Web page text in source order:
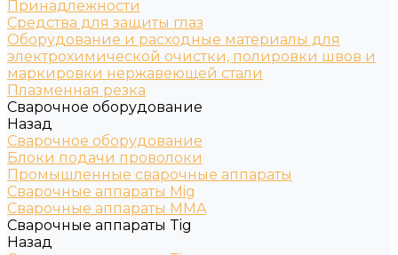
Принадлежности
Средства для защиты глаз
Оборудование и расходные материалы для
электрохимической очистки, полировки швов и
маркировки нержавеющей стали
Плазменная резка
Сварочное оборудование
Назад
Сварочное оборудование
Блоки подачи проволоки
Промышленные сварочные аппараты
Сварочные аппараты Mig
Сварочные аппараты MMA
Сварочные аппараты Tig
Назад